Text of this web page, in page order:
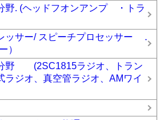
野. (ヘッドフオンアンプ ・トラ
ッサー/ スピーチプロセッサー .
）
野 (2SC1815ラジオ、トラン
ラジオ、真空管ラジオ、AMワイ